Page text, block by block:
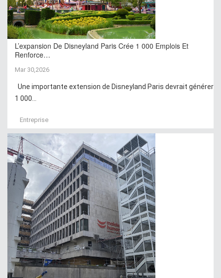
L’expansion De Disneyland Paris Crée 1 000 Emplois Et
Renforce…
Mar 30,2026
Une importante extension de Disneyland Paris devrait générer
1 000...
Entreprise